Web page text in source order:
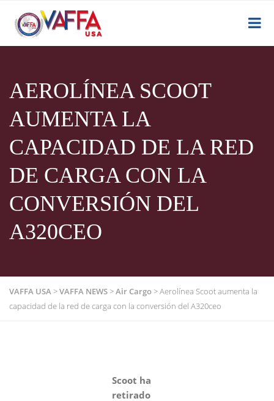
AEROLÍNEA SCOOT
AUMENTA LA
CAPACIDAD DE LA RED
DE CARGA CON LA
CONVERSIÓN DEL
A320CEO
VAFFA USA>VAFFA NEWS>Air Cargo>Aerolínea Scoot aumenta la
capacidad de la red de carga con la conversión del A320ceo
Scoot ha
retirado